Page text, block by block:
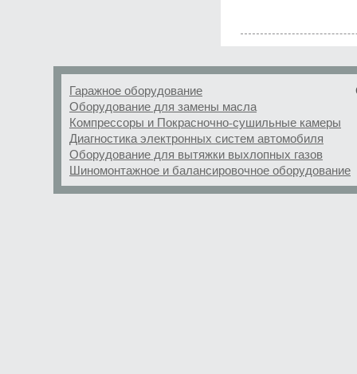
Гаражное оборудование
Оборудование для замены масла
Компрессоры и Покрасночно-сушильные камеры
Диагностика электронных систем автомобиля
Оборудование для вытяжки выхлопных газов
Шиномонтажное и балансировочное оборудование